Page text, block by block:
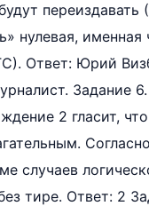
нулевая, именная
Ответ: Юрий
Задание
2 гласит,
случаев
тире. Ответ: 2